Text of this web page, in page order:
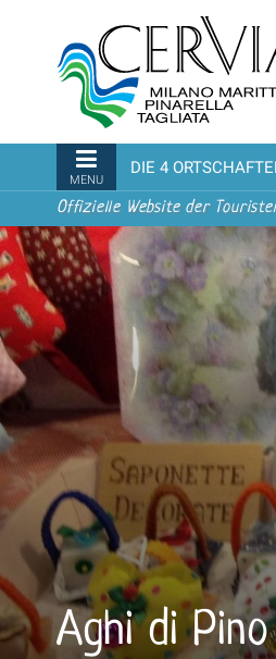
zur
Navigation
turistico
ufficiale
Cervia,
Milano
Marittima,
Pinarella,
Tagliata
MENU
DIE 4
Offizielle Website der
Aghi di